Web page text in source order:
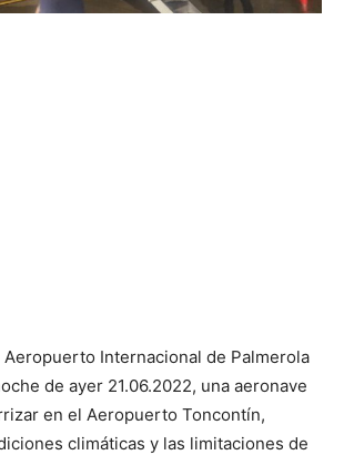
Aeropuerto Internacional de Palmerola
de ayer 21.06.2022, una aeronave
en el Aeropuerto Toncontín,
climáticas y las limitaciones de